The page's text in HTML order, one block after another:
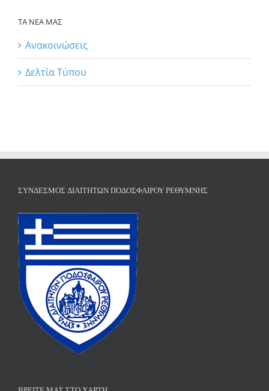
ΤΑ ΝΕΑ ΜΑΣ
Ανακοινώσεις
Δελτία Τύπου
ΣΎΝΔΕΣΜΟΣ ΔΙΑΙΤΗΤΏΝ ΠΟΔΟΣΦΑΊΡΟΥ ΡΕΘΎΜΝΗΣ